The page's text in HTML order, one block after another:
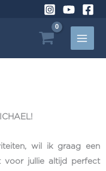
wil ik graag een
voor jullie altijd perfect